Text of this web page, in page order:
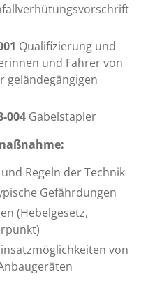
Qualifizierung und
und Fahrer von
geländegängigen
004 Gabelstapler
Regeln der Technik
Gefährdungen
(Hebelgesetz,
von